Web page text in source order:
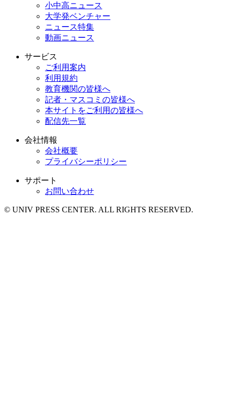
小中高ニュース
大学発ベンチャー
ニュース特集
動画ニュース
サービス
ご利用案内
利用規約
教育機関の皆様へ
記者・マスコミの皆様へ
本サイトをご利用の皆様へ
配信先一覧
会社情報
会社概要
プライバシーポリシー
サポート
お問い合わせ
© UNIV PRESS CENTER. ALL RIGHTS RESERVED.